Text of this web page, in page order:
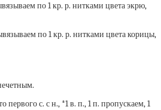
по 1 кр. р. нитками цвета экрю,
по 1 кр. р. нитками цвета корицы,
первого с. с н., *1 в. п., 1 п. пропускаем, 1